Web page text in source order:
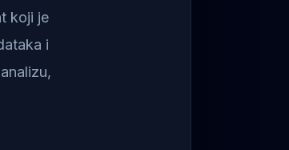
koji je
i